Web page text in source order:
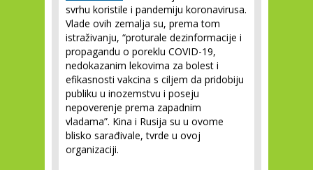
svrhu koristile i pandemiju koronavirusa.
Vlade ovih zemalja su, prema tom
istraživanju, “proturale dezinformacije i
propagandu o poreklu COVID-19,
nedokazanim lekovima za bolest i
efikasnosti vakcina s ciljem da pridobiju
publiku u inozemstvu i poseju
nepoverenje prema zapadnim
vladama”. Kina i Rusija su u ovome
blisko sarađivale, tvrde u ovoj
organizaciji.